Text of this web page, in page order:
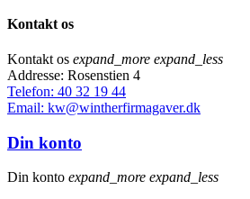
Kontakt os
Kontakt os expand_more expand_less
Addresse: Rosenstien 4
Telefon: 40 32 19 44
Email: kw@wintherfirmagaver.dk
Din konto
Din konto expand_more expand_less